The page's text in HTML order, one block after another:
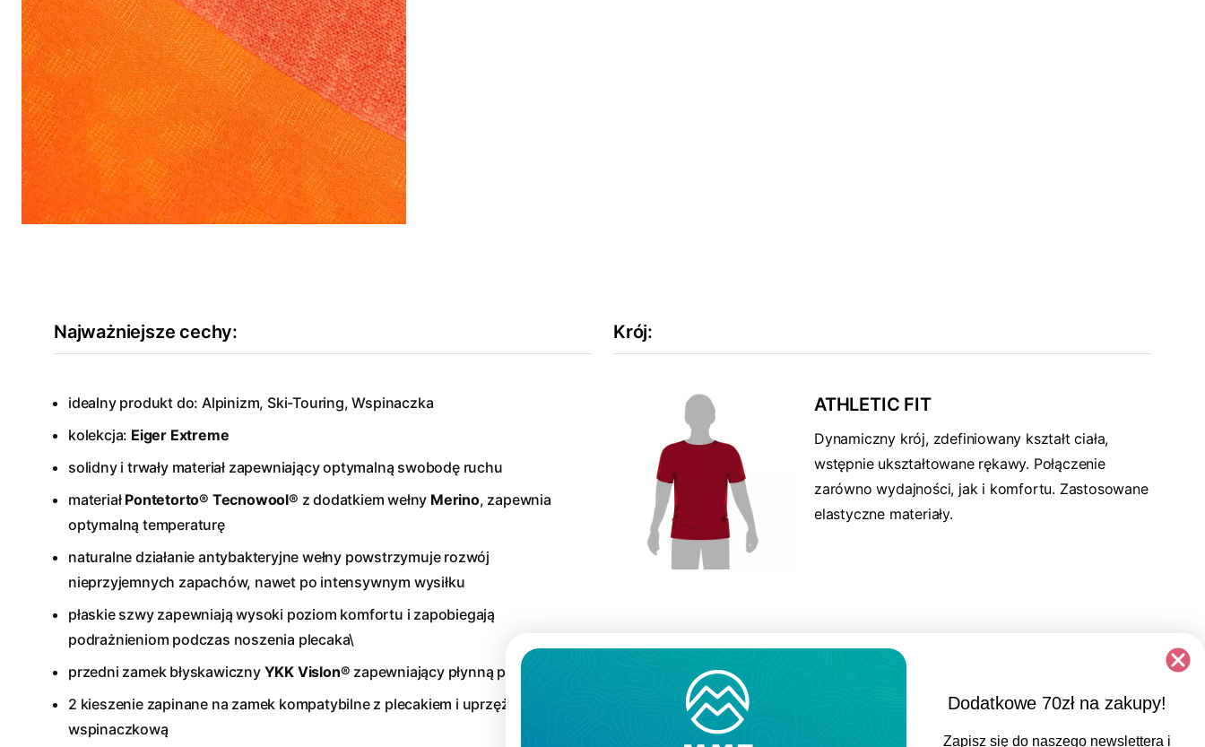
Najważniejsze cechy:
idealny produkt do: Alpinizm, Ski-Touring, Wspinaczka
kolekcja: Eiger Extreme
solidny i trwały materiał zapewniający optymalną swobodę ruchu
materiał Pontetorto® Tecnowool® z dodatkiem wełny Merino, zapewnia
optymalną temperaturę
naturalne działanie antybakteryjne wełny powstrzymuje rozwój
nieprzyjemnych zapachów, nawet po intensywnym wysiłku
płaskie szwy zapewniają wysoki poziom komfortu i zapobiegają
podrażnieniom podczas noszenia plecaka\
przedni zamek błyskawiczny YKK Vislon® zapewniający płynną pracę
2 kieszenie zapinane na zamek kompatybilne z plecakiem i uprzężą
wspinaczkową
Krój:
ATHLETIC FIT
Dynamiczny krój, zdefiniowany kształt ciała,
wstępnie ukształtowane rękawy. Połączenie
zarówno wydajności, jak i komfortu. Zastosowane
elastyczne materiały.
Dodatkowe 70zł na zakupy!
Zapisz się do naszego newslettera i